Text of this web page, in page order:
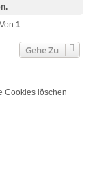
1
Gehe Zu
Cookies löschen